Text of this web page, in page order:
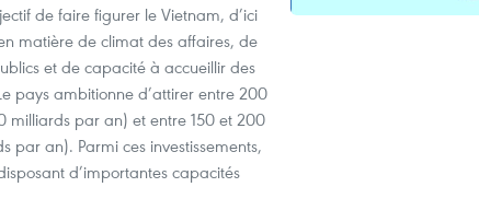
de faire figurer le Vietnam, d’ici
matière de climat des affaires, de
et de capacité à accueillir des
pays ambitionne d’attirer entre 200
milliards par an) et entre 150 et 200
par an). Parmi ces investissements,
d’importantes capacités